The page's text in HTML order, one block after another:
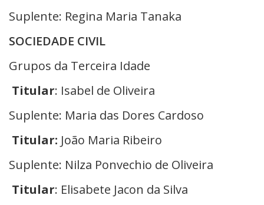
Suplente: Regina Maria Tanaka
SOCIEDADE CIVIL
Grupos da Terceira Idade
Titular: Isabel de Oliveira
Suplente: Maria das Dores Cardoso
Titular: João Maria Ribeiro
Suplente: Nilza Ponvechio de Oliveira
Titular: Elisabete Jacon da Silva